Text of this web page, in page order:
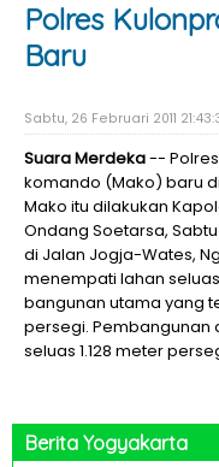
Polres
Baru
Sabtu, 26 Februari 2011
Suara Merdeka--
komando (Mako) baru
Mako itu dilakukan
Ondang Soetarsa,
di Jalan Jogja-Wates,
menempati lahan
bangunan utama yang
persegi. Pembangunan
seluas 1.128 meter
Berita Yogyakarta